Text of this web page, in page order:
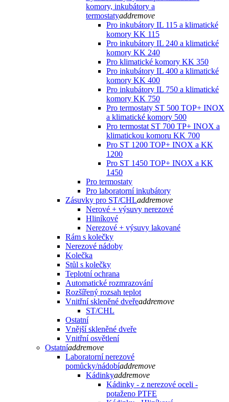
komory, inkubátory a
termostatyaddremove
Pro inkubátory IL 115 a klimatické
komory KK 115
Pro inkubátory IL 240 a klimatické
komory KK 240
Pro klimatické komory KK 350
Pro inkubátory IL 400 a klimatické
komory KK 400
Pro inkubátory IL 750 a klimatické
komory KK 750
Pro termostaty ST 500 TOP+ INOX
a klimatické komory 500
Pro termostat ST 700 TP+ INOX a
klimatickou komoru KK 700
Pro ST 1200 TOP+ INOX a KK
1200
Pro ST 1450 TOP+ INOX a KK
1450
Pro termostaty
Pro laboratorní inkubátory
Zásuvky pro ST/CHLaddremove
Nerové + výsuvy nerezové
Hliníkové
Nerezové + výsuvy lakované
Rám s kolečky
Nerezové nádoby
Kolečka
Stůl s kolečky
Teplotní ochrana
Automatické rozmrazování
Rozšířený rozsah teplot
Vnitřní skleněné dveřeaddremove
ST/CHL
Ostatní
Vnější skleněné dveře
Vnitřní osvětlení
Ostatníaddremove
Laboratorní nerezové
pomůcky/nádobíaddremove
Kádinkyaddremove
Kádinky - z nerezové oceli -
potaženo PTFE